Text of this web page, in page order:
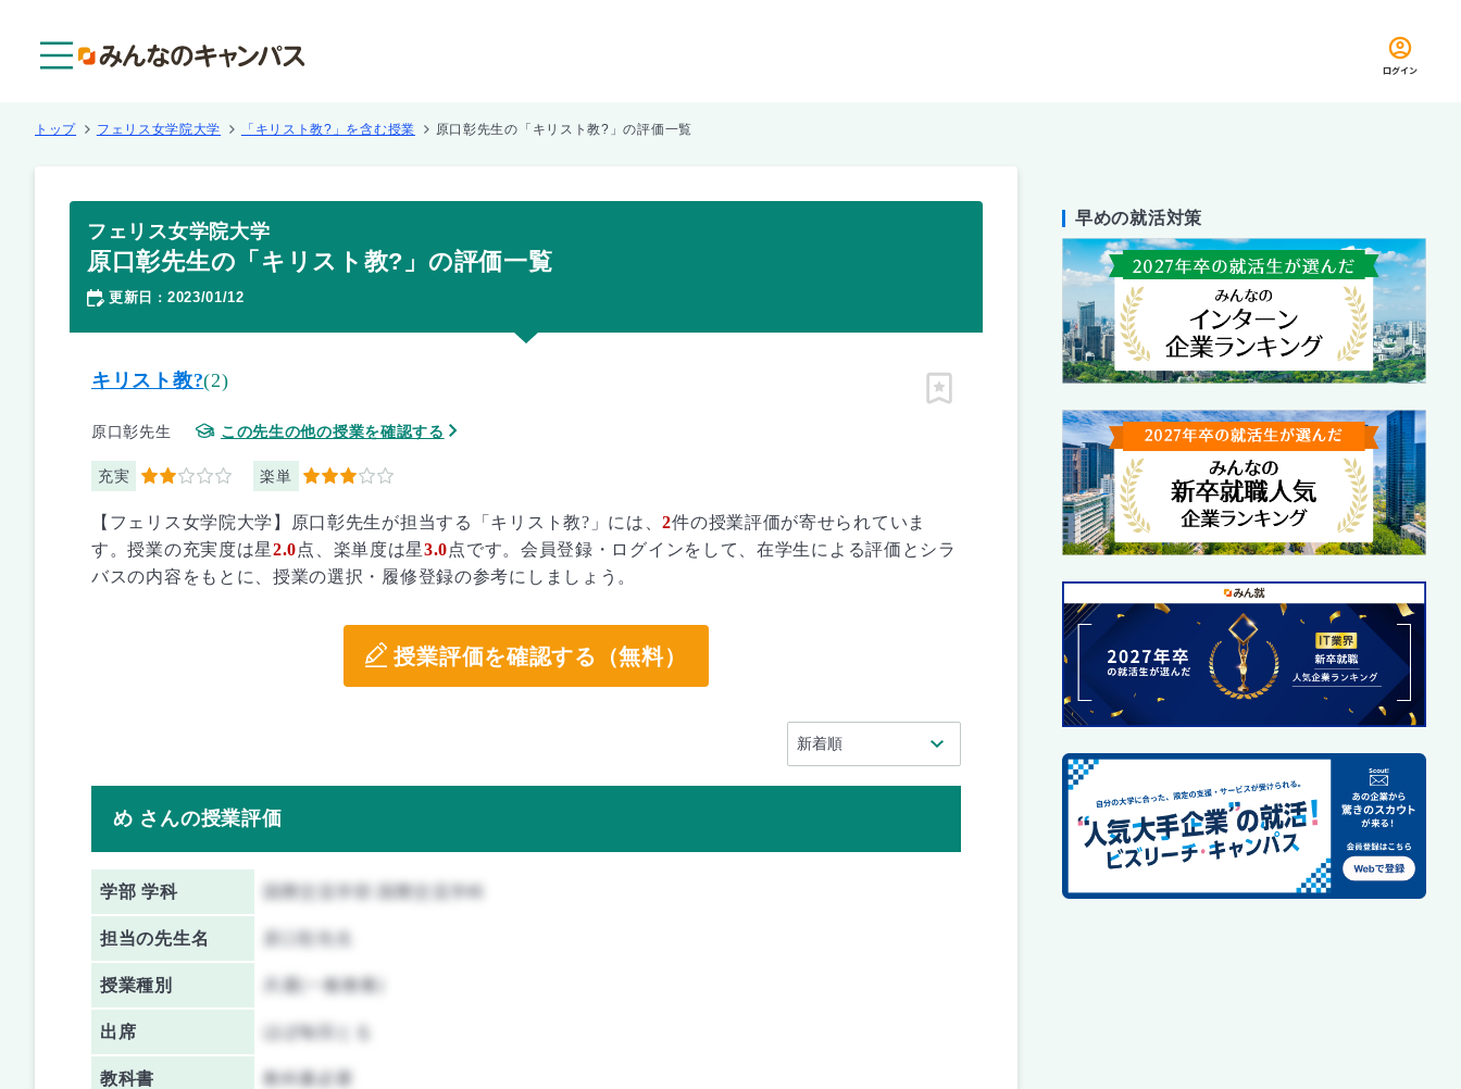
ログイン
トップ フェリス女学院大学 「キリスト教?」を含む授業 原口彰先生の「キリスト教?」の評価一覧
フェリス女学院大学
原口彰先生の「キリスト教?」の評価一覧
更新日 ： 2023/01/12
キリスト教?(2)
原口彰先生 この先生の他の授業を確認する
充実 2 楽単 3
ピン留め
【フェリス女学院大学】原口彰先生が担当する「キリスト教?」には、2件の授業評価が寄せられていま
す。授業の充実度は星2.0点、楽単度は星3.0点です。会員登録・ログインをして、在学生による評価とシラ
バスの内容をもとに、授業の選択・履修登録の参考にしましょう。
授業評価を確認する（無料）
め さんの授業評価
学部 学科
担当の先生名
授業種別 共通(一般教養)
出席 ほぼ毎回とる
教科書 教科書必要
早めの就活対策